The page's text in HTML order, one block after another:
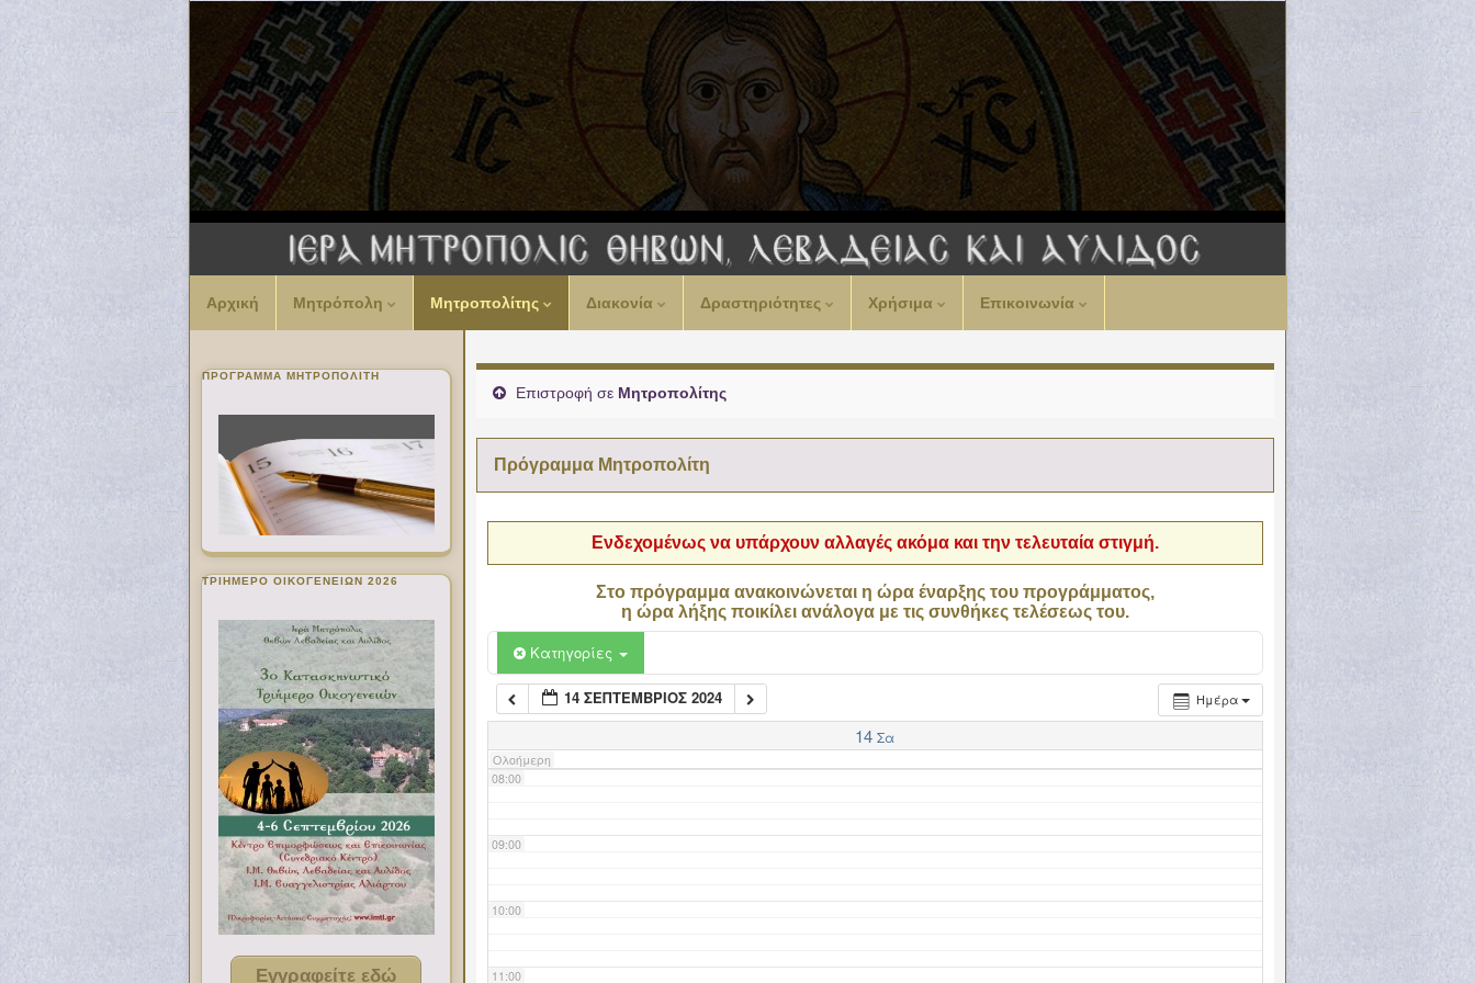
Αρχική Μητρόπολη Μητροπολίτης Διακονία Δραστηριότητες Χρήσιμα Επικοινωνία
Επιστροφή σε Μητροπολίτης
Πρόγραμμα Μητροπολίτη
Ενδεχομένως να υπάρχουν αλλαγές ακόμα και την τελευταία στιγμή.
Στο πρόγραμμα ανακοινώνεται η ώρα έναρξης του προγράμματος,
η ώρα λήξης ποικίλει ανάλογα με τις συνθήκες τελέσεως του.
Κατηγορίες
Ημέρα
14 ΣΕΠΤΈΜΒΡΙΟΣ 2024
14 Σα
Ολοήμερη
00:00
02:00
06:00
07:00
08:00
09:00
10:00
11:00
ΠΡΌΓΡΑΜΜΑ ΜΗΤΡΟΠΟΛΊΤΗ
ΤΡΙΗΜΕΡΟ ΟΙΚΟΓΕΝΕΙΩΝ 2026
Εγγραφείτε εδώ